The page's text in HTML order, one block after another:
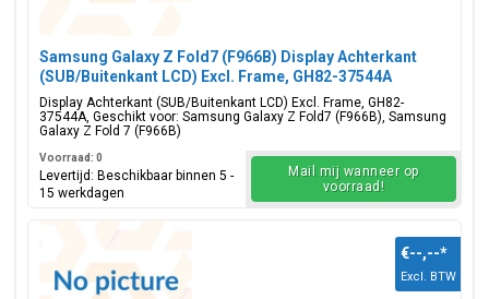
Samsung Galaxy Z Fold7 (F966B) Display Achterkant
(SUB/Buitenkant LCD) Excl. Frame, GH82-37544A
Display Achterkant (SUB/Buitenkant LCD) Excl. Frame, GH82-
37544A, Geschikt voor: Samsung Galaxy Z Fold7 (F966B), Samsung
Galaxy Z Fold 7 (F966B)
Voorraad: 0
Levertijd: Beschikbaar binnen 5 -
15 werkdagen
Mail mij wanneer op
voorraad!
€--,--*
Excl. BTW